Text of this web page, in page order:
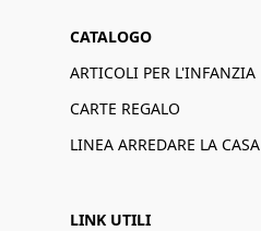
CATALOGO
ARTICOLI PER L'INFANZIA
CARTE REGALO
LINEA ARREDARE LA CASA
LINK UTILI